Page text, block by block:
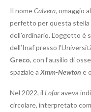
Il nomeCalvera, omaggio
perfetto per questa stella
dell’ordinario. L’oggetto
dell’Inaf presso
Greco, con l’ausilio di
spaziale a Xmm-Newton e
Nel 2022, il Lofaraveva
circolare, interpretato